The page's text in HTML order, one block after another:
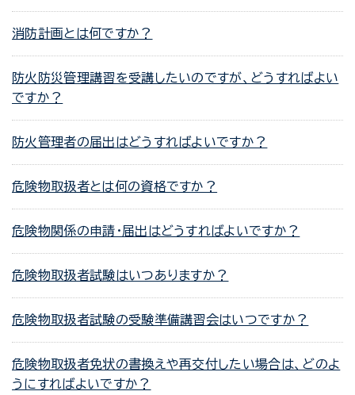
消防計画とは何ですか？
防火防災管理講習を受講したいのですが、どうすればよい
ですか？
防火管理者の届出はどうすればよいですか？
危険物取扱者とは何の資格ですか？
危険物関係の申請・届出はどうすればよいですか？
危険物取扱者試験はいつありますか？
危険物取扱者試験の受験準備講習会はいつですか？
危険物取扱者免状の書換えや再交付したい場合は、どのよ
うにすればよいですか？